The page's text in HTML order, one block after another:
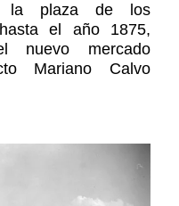
la plaza de los
el año 1875,
nuevo mercado
Mariano Calvo